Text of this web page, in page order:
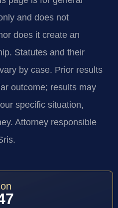
and does not
does it create an
Statutes and their
by case. Prior results
outcome; results may
specific situation,
Attorney responsible